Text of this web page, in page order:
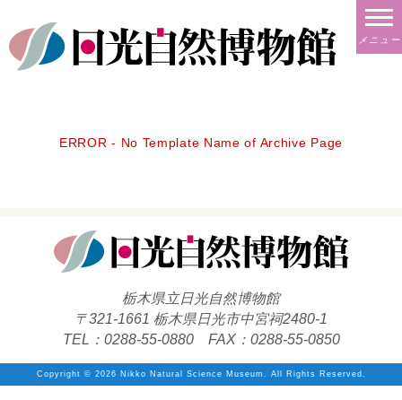
メニュー
ERROR - No Template Name of Archive Page
栃木県立日光自然博物館
〒321-1661 栃木県日光市中宮祠2480-1
TEL：0288-55-0880 FAX：0288-55-0850
Copyright © 2026 Nikko Natural Science Museum. All Rights Reserved.